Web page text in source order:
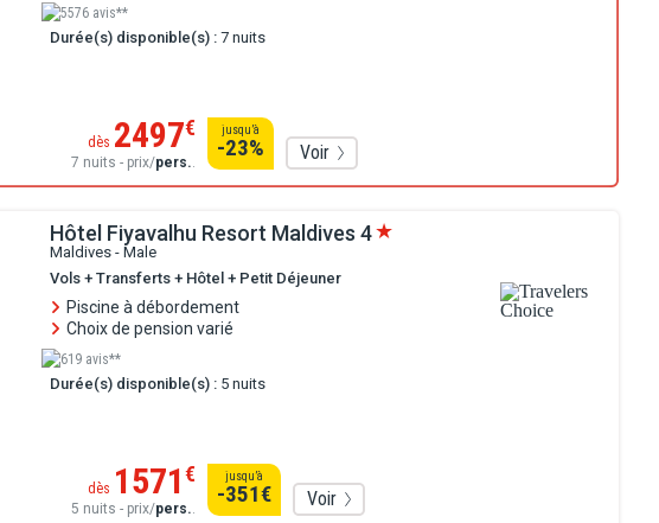
5576 avis**
Durée(s) disponible(s) : 7 nuits
dès 2497€
7 nuits - prix/pers.
jusqu’à
-23% Voir
Hôtel Fiyavalhu Resort Maldives 4
Maldives - Male
Vols + Transferts + Hôtel + Petit Déjeuner
Piscine à débordement
Choix de pension varié
619 avis**
Durée(s) disponible(s) : 5 nuits
dès 1571€
5 nuits - prix/pers.
jusqu’à
-351€ Voir